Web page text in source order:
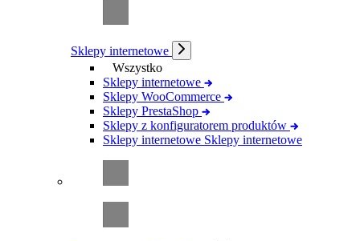
Sklepy internetowe
Wszystko
Sklepy internetowe
Sklepy WooCommerce
Sklepy PrestaShop
Sklepy z konfiguratorem produktów
Sklepy internetowe Sklepy internetowe